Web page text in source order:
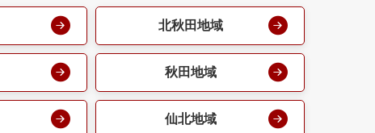
北秋田地域
秋田地域
仙北地域